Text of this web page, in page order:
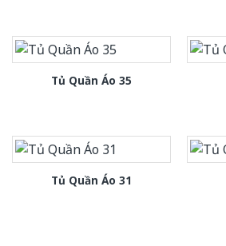
Tủ Quần Áo 35
Tủ Quần Áo 31